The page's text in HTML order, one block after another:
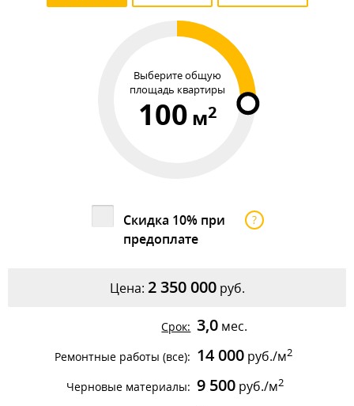
Выберите общую
площадь квартиры
100 м2
Скидка 10% при
предоплате
?
Цена: 2 350 000руб.
Срок: 3,0 мес.
Ремонтные работы (все): 14 000 руб./м2
Черновые материалы: 9 500 руб./м2